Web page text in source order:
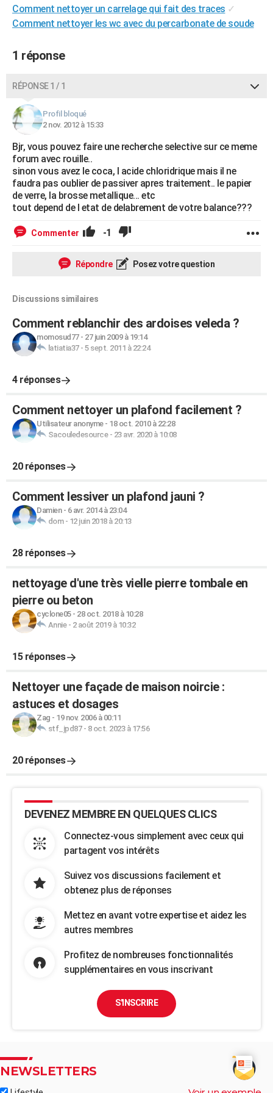
Destinations
City break
Voyage nature
Voyage de noces
Forum
Climat
+PHOTO
BONS PLANS
CARTE DE VOEUX
Carte de Noël
Carte Bonne année
Carte Saint-Valentin
Carte Pâques
Carte d'anniversaire
DICTIONNAIRE
Dictionnaire
Biographies
Citations
Expressions
Proverbes
COPAINS D'AVANT
S'inscrire
Se connecter
Lycées
Collèges
Primaires
Universités
Entreprises
Service militaire
Avis de recherche
AVIS DE DÉCÈS
FORUM
Bricolage
Lifestyle
Culture
Sport
Auto
Television
Voyage
Cinema
Comment nettoyer un carrelage qui fait des traces ✓
Comment nettoyer les wc avec du percarbonate de soude
1 réponse
RÉPONSE 1 / 1
Profil bloqué
2 nov. 2012 à 15:33
Bjr, vous pouvez faire une recherche selective sur ce meme
forum avec rouille..
sinon vous avez le coca, l acide chloridrique mais il ne
faudra pas oublier de passiver apres traitement.. le papier
de verre, la brosse metallique... etc
tout depend de l etat de delabrement de votre balance???
Commenter -1
Répondre Posez votre question
Discussions similaires
Comment reblanchir des ardoises veleda ?
momosud77- 27 juin 2009 à 19:14
latiatia37- 5 sept. 2011 à 22:24
4 réponses
Comment nettoyer un plafond facilement ?
Utilisateur anonyme- 18 oct. 2010 à 22:28
Sacouledesource- 23 avr. 2020 à 10:08
20 réponses
Comment lessiver un plafond jauni ?
Damien- 6 avr. 2014 à 23:04
dom- 12 juin 2018 à 20:13
28 réponses
nettoyage d'une très vielle pierre tombale en
pierre ou beton
cyclone05- 28 oct. 2018 à 10:28
Annie- 2 août 2019 à 10:32
15 réponses
Nettoyer une façade de maison noircie :
astuces et dosages
Zag - 19 nov. 2006 à 00:11
stf_jpd87- 8 oct. 2023 à 17:56
20 réponses
DEVENEZ MEMBRE EN QUELQUES CLICS
Connectez-vous simplement avec ceux qui
partagent vos intérêts
Suivez vos discussions facilement et
obtenez plus de réponses
Mettez en avant votre expertise et aidez les
autres membres
Profitez de nombreuses fonctionnalités
supplémentaires en vous inscrivant
S'INSCRIRE
NEWSLETTERS